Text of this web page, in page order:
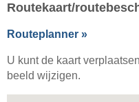
Routekaart/
Routeplanner »
U kunt de kaart
beeld wijzigen.